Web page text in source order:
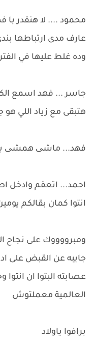
محمود .... لا هنقدر با
عارف مدى ارتباطها
وده غلط عليها في
جاسر ... فهد اسمع
هتبقى مع زياد اللي هو
فهد... ماشی همشی
احمد... اتعقم وادخل
انتوا كمان بقالكم
ومبرووووك على نجاح
جايبه عن القبض على
عصابته البتوا ان
العالمية معملتوش
برافوا ياولاد